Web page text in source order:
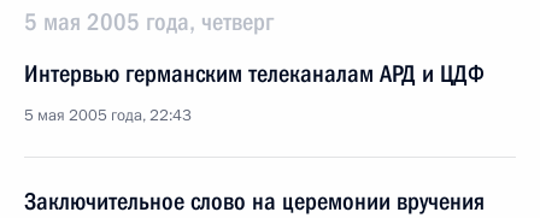
5 мая 2005 года, четверг
Интервью германским телеканалам АРД и ЦДФ
5 мая 2005 года, 22:43
Заключительное слово на церемонии вручения